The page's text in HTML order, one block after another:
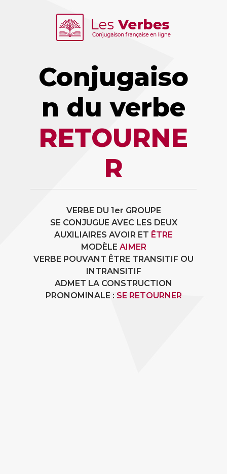
Conjugaiso
n du verbe
RETOURNE
R
VERBE DU 1er GROUPE
SE CONJUGUE AVEC LES DEUX
AUXILIAIRES AVOIR ET ÊTRE
MODÈLE AIMER
VERBE POUVANT ÊTRE TRANSITIF OU
INTRANSITIF
ADMET LA CONSTRUCTION
PRONOMINALE : SE RETOURNER